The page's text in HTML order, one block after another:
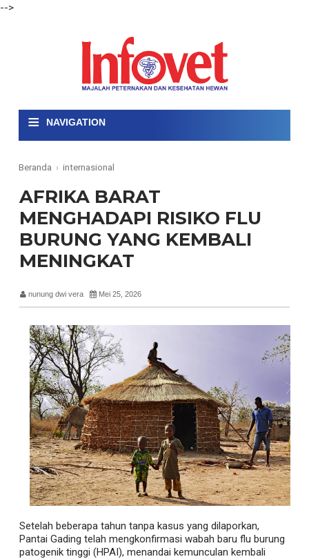
-->
≡ NAVIGATION
Beranda › internasional
AFRIKA BARAT
MENGHADAPI RISIKO FLU
BURUNG YANG KEMBALI
MENINGKAT
nunung dwi vera Mei 25, 2026
Setelah beberapa tahun tanpa kasus yang dilaporkan,
Pantai Gading telah mengkonfirmasi wabah baru flu burung
patogenik tinggi (HPAI), menandai kemunculan kembali